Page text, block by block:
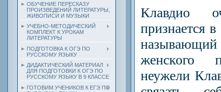
ОБУЧЕНИЕ ПЕРЕСКАЗУ
ПРОИЗВЕДЕНИЙ ЛИТЕРАТУРЫ,
ЖИВОПИСИ И МУЗЫКИ
УЧЕБНО-МЕТОДИЧЕСКИЙ
КОМПЛЕКТ К УРОКАМ
ЛИТЕРАТУРЫ
ПОДГОТОВКА К ОГЭ ПО
РУССКОМУ ЯЗЫКУ
ДИДАКТИЧЕСКИЙ МАТЕРИАЛ
ДЛЯ ПОДГОТОВКИ К ОГЭ ПО
РУССКОМУ ЯЗЫКУ В 9 КЛАССЕ
ГОТОВИМ УЧЕНИКОВ К ЕГЭ ПО
Клавдио
признается
женского
неужели